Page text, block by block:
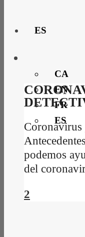
ES
CA
EN
FR
ES
Coronavirus
podemos
del
2